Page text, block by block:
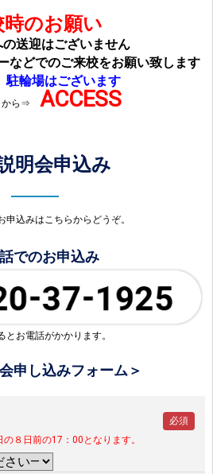
時のお願い
送迎はございません
などでのご来校をお願い致します
駐輪場はございます
から⇒ ACCESS
明会申込み
申込みはこちらからどうぞ。
でのお申込み
とお電話がかかります。
申し込みフォーム＞
必須
８日前の17：00となります。